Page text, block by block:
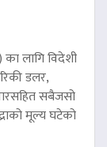
लागि विदेशी
डलर,
सबैजसो
मूल्य घटेको